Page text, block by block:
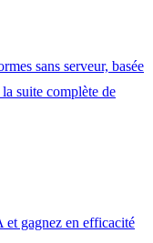
sans serveur, basée
suite complète de
et gagnez en efficacité